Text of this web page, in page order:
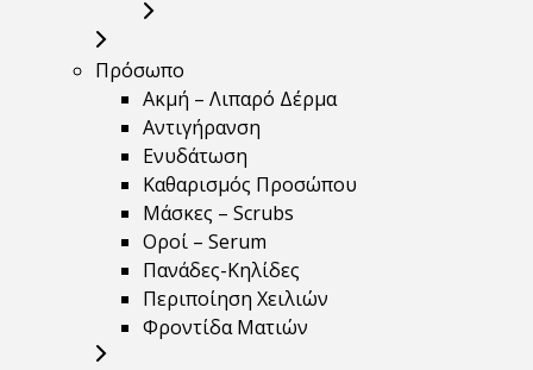
Πρόσωπο
Ακμή – Λιπαρό Δέρμα
Αντιγήρανση
Ενυδάτωση
Καθαρισμός Προσώπου
Μάσκες – Scrubs
Οροί – Serum
Πανάδες-Κηλίδες
Περιποίηση Χειλιών
Φροντίδα Ματιών